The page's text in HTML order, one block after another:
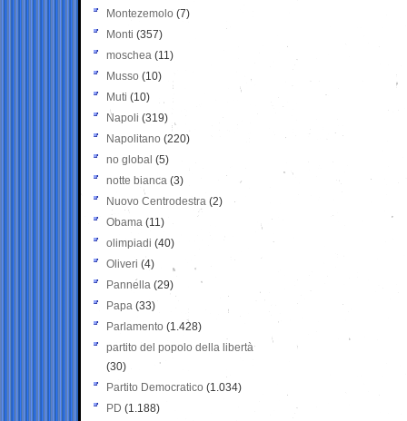
Montezemolo (7)
Monti (357)
moschea (11)
Musso (10)
Muti (10)
Napoli (319)
Napolitano (220)
no global (5)
notte bianca (3)
Nuovo Centrodestra (2)
Obama (11)
olimpiadi (40)
Oliveri (4)
Pannella (29)
Papa (33)
Parlamento (1.428)
partito del popolo della libertà
(30)
Partito Democratico (1.034)
PD (1.188)